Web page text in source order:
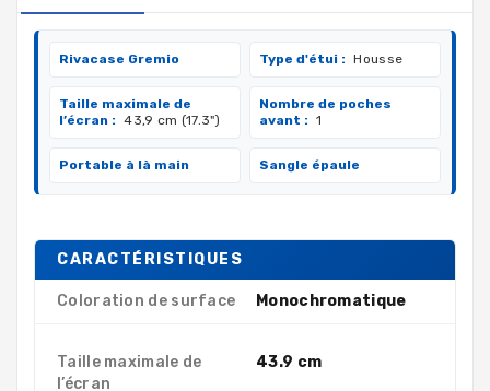
Rivacase Gremio Type d'étui : Housse
Taille maximale de
l’écran : 43,9 cm (17.3")
Nombre de poches
avant : 1
Portable à là main Sangle épaule
CARACTÉRISTIQUES
Coloration de surface Monochromatique
Taille maximale de
l’écran
43.9 cm